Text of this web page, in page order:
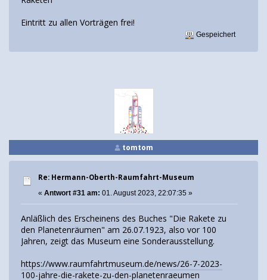
Eintritt zu allen Vorträgen frei!
Gespeichert
tomtom
Re: Hermann-Oberth-Raumfahrt-Museum
« Antwort #31 am: 01. August 2023, 22:07:35 »
Anläßlich des Erscheinens des Buches "Die Rakete zu
den Planetenräumen" am 26.07.1923, also vor 100
Jahren, zeigt das Museum eine Sonderausstellung.
https://www.raumfahrtmuseum.de/news/26-7-2023-
100-jahre-die-rakete-zu-den-planetenraeumen